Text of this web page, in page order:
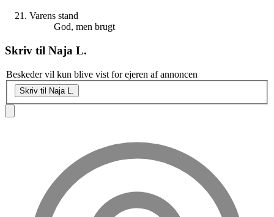
Varens stand
God, men brugt
Skriv til Naja L.
Beskeder vil kun blive vist for ejeren af annoncen
Skriv til Naja L.